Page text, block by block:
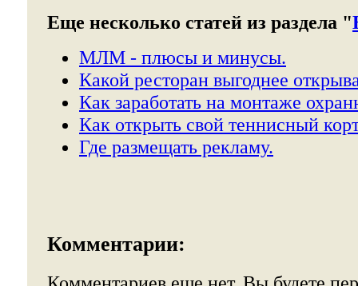
Еще несколько статей из раздела "
МЛМ - плюсы и минусы.
Какой ресторан выгоднее
Как заработать на монтаже
Как открыть свой теннисный
Где размещать рекламу.
Комментарии: